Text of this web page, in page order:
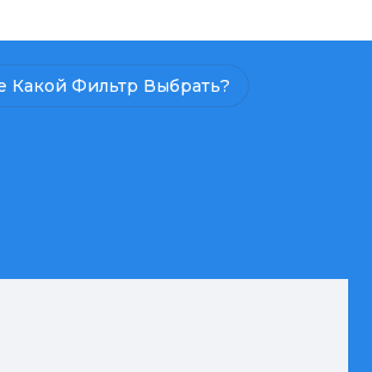
Какой Фильтр Выбрать?